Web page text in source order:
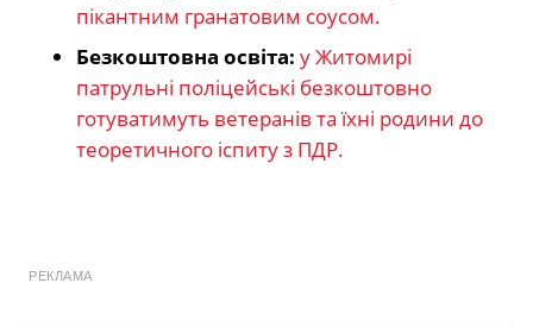
пікантним гранатовим соусом.
Безкоштовна освіта: у Житомирі
патрульні поліцейські безкоштовно
готуватимуть ветеранів та їхні родини до
теоретичного іспиту з ПДР.
РЕКЛАМА